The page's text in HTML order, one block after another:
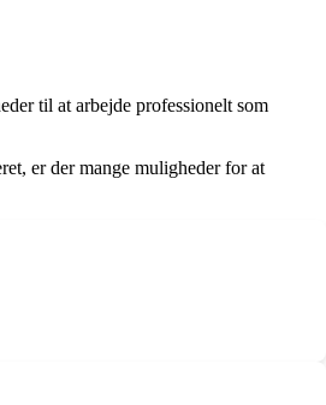
til at arbejde professionelt som
er der mange muligheder for at